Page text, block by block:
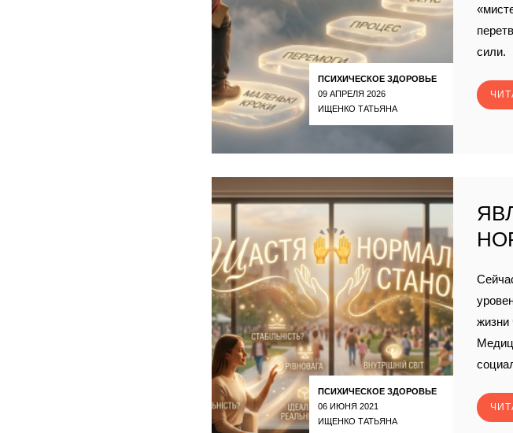
ПСИХИЧЕСКОЕ ЗДОРОВЬЕ
09 АПРЕЛЯ 2026
ИЩЕНКО ТАТЬЯНА
сили.
ПСИХИЧЕСКОЕ ЗДОРОВЬЕ
06 ИЮНЯ 2021
ИЩЕНКО ТАТЬЯНА
жизни